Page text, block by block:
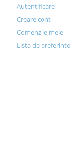
Autentificare
Creare cont
Comenzile mele
Lista de preferinte